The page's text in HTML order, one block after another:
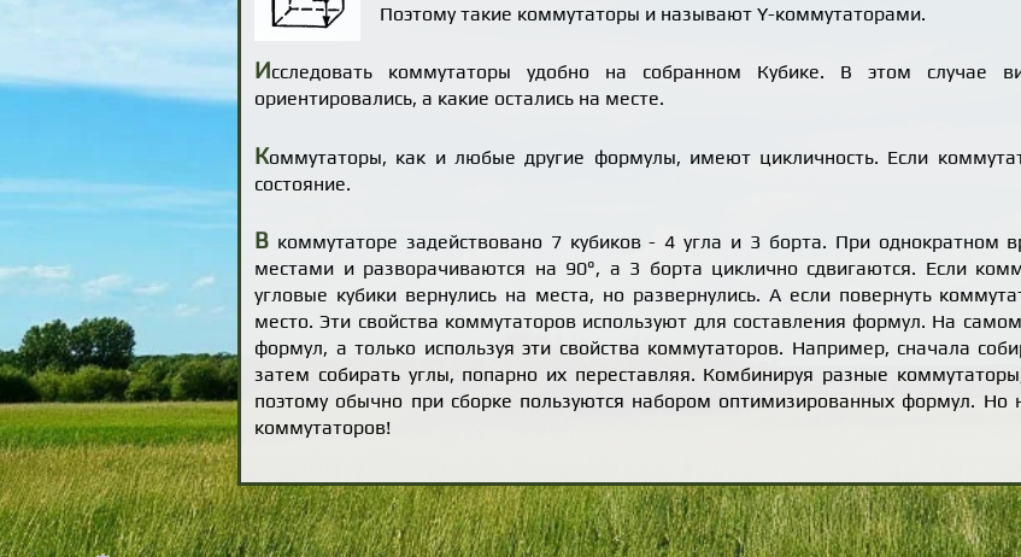
Поэтому такие коммутаторы и называют Y-коммутаторами.
Исследовать коммутаторы удобно на собранном Кубике. В этом случае
ориентировались, а какие остались на месте.
Коммутаторы, как и любые другие формулы, имеют цикличность. Если
состояние.
В коммутаторе задействовано 7 кубиков - 4 угла и 3 борта. При однократном
местами и разворачиваются на 90°, а 3 борта циклично сдвигаются. Если
угловые кубики вернулись на места, но развернулись. А если повернуть
место. Эти свойства коммутаторов используют для составления формул. На
формул, а только используя эти свойства коммутаторов. Например, сначала
затем собирать углы, попарно их переставляя. Комбинируя разные
поэтому обычно при сборке пользуются набором оптимизированных формул.
коммутаторов!